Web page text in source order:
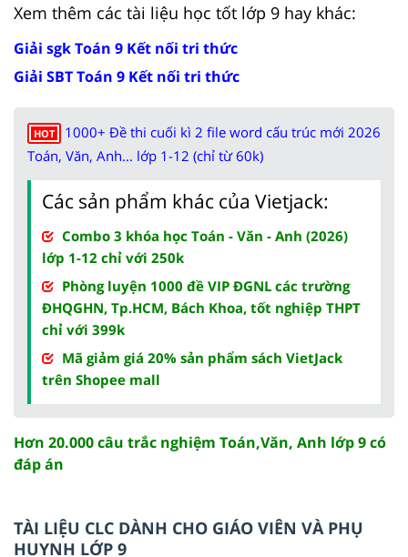
Xem thêm các tài liệu học tốt lớp 9 hay khác:
Giải sgk Toán 9 Kết nối tri thức
Giải SBT Toán 9 Kết nối tri thức
HOT
1000+ Đề thi cuối kì 2 file word cấu trúc mới 2026
Toán, Văn, Anh... lớp 1-12 (chỉ từ 60k)
Các sản phẩm khác của Vietjack:
Combo 3 khóa học Toán - Văn - Anh (2026)
lớp 1-12 chỉ với 250k
Phòng luyện 1000 đề VIP ĐGNL các trường
ĐHQGHN, Tp.HCM, Bách Khoa, tốt nghiệp THPT
chỉ với 399k
Mã giảm giá 20% sản phẩm sách VietJack
trên Shopee mall
Hơn 20.000 câu trắc nghiệm Toán,Văn, Anh lớp 9 có
đáp án
TÀI LIỆU CLC DÀNH CHO GIÁO VIÊN VÀ PHỤ
HUYNH LỚP 9